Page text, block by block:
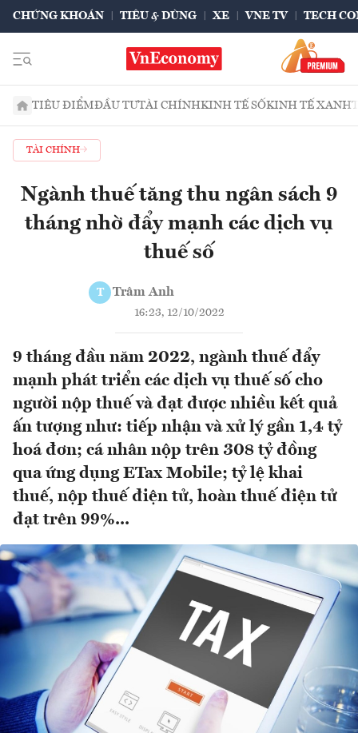
CHỨNG KHOÁN TIÊU & DÙNG XE VNE TV TECH
TIÊU ĐIỂMĐẦU TƯTÀI CHÍNHKINH TẾ SỐKINH TẾ XANH
TÀI CHÍNH
Ngành thuế tăng thu ngân sách 9
tháng nhờ đẩy mạnh các dịch vụ
thuế số
T Trâm Anh
16:23, 12/10/2022
9 tháng đầu năm 2022, ngành thuế đẩy
mạnh phát triển các dịch vụ thuế số cho
người nộp thuế và đạt được nhiều kết quả
ấn tượng như: tiếp nhận và xử lý gần 1,4 tỷ
hoá đơn; cá nhân nộp trên 308 tỷ đồng
qua ứng dụng ETax Mobile; tỷ lệ khai
thuế, nộp thuế điện tử, hoàn thuế điện tử
đạt trên 99%...